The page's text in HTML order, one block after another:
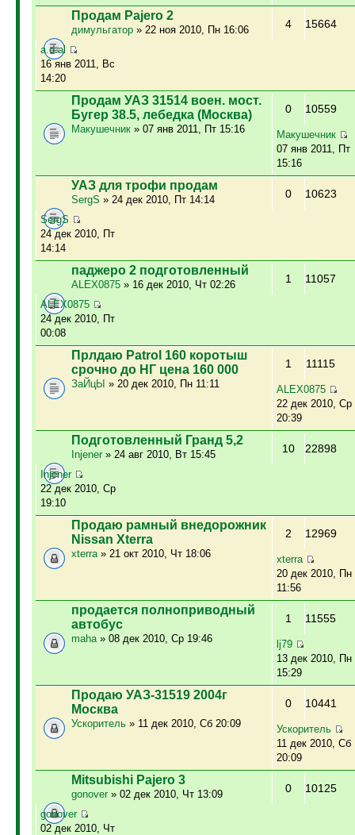
Продам Pajero 2
димульгатор» 22 ноя 2010, Пн 16:06 4 15664
a.d.al
16 янв 2011, Вс
14:20
Продам УАЗ 31514 воен. мост.
Бугер 38.5, лебедка (Москва)
Макушечник» 07 янв 2011, Пт 15:16
0 10559
Макушечник
07 янв 2011, Пт
15:16
УАЗ для трофи продам
SergS » 24 дек 2010, Пт 14:14 0 10623
SergS
24 дек 2010, Пт
14:14
паджеро 2 подготовленный
ALEX0875» 16 дек 2010, Чт 02:26 1 11057
ALEX0875
24 дек 2010, Пт
00:08
Прлдаю Patrol 160 коротыш
срочно до НГ цена 160 000
ЗаЙцЫ » 20 дек 2010, Пн 11:11
1 11115
ALEX0875
22 дек 2010, Ср
20:39
Подготовленный Гранд 5,2
Injener» 24 авг 2010, Вт 15:45 10 22898
Injener
22 дек 2010, Ср
19:10
Продаю рамный внедорожник
Nissan Xterra
xterra» 21 окт 2010, Чт 18:06
2 12969
xterra
20 дек 2010, Пн
11:56
продается полноприводный
автобус
maha» 08 дек 2010, Ср 19:46
1 11555
lj79
13 дек 2010, Пн
15:29
Продаю УАЗ-31519 2004г
Москва
Ускоритель» 11 дек 2010, Сб 20:09
0 10441
Ускоритель
11 дек 2010, Сб
20:09
Mitsubishi Pajero 3
gonover» 02 дек 2010, Чт 13:09 0 10125
gonover
02 дек 2010, Чт